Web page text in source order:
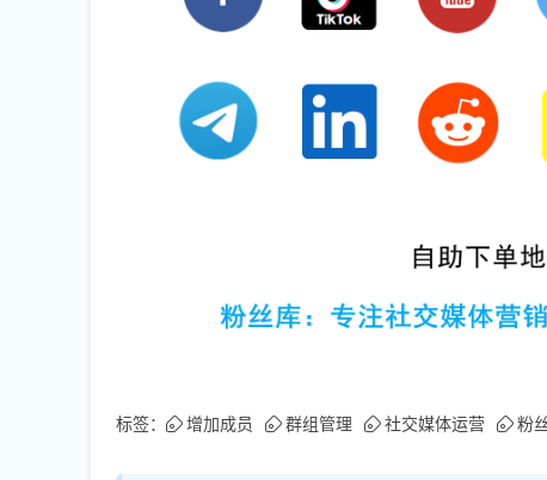
标签： 增加成员 群组管理 社交媒体运营 粉